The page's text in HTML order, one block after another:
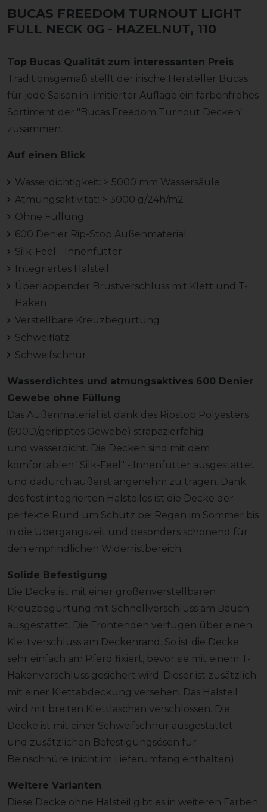
BUCAS FREEDOM TURNOUT LIGHT
FULL NECK 0G - HAZELNUT, 110
Top Bucas Qualität zum interessanten Preis
Traditionsgemäß stellt der irische Hersteller Bucas
für jede Saison in limitierter Auflage ein farbenfrohes
Sortiment der "Bucas Freedom Turnout Decken"
zusammen.
Auf einen Blick
Wasserdichtigkeit: > 5000 mm Wassersäule
Atmungsaktivität: > 3000 g/24h/m2
Ohne Füllung
600 Denier Rip-Stop Außenmaterial
Silk-Feel - Innenfutter
Integriertes Halsteil
Überlappender Brustverschluss mit Klett und T-
Haken
Verstellbare Kreuzbegurtung
Schweiflatz
Schweifschnur
Wasserdichtes und atmungsaktives 600 Denier
Gewebe ohne Füllung
Das Außenmaterial ist dank des Ripstop Polyesters
(600D/geripptes Gewebe) strapazierfähig
und wasserdicht. Die Decken sind mit dem
komfortablen "Silk-Feel" - Innenfutter ausgestattet
und dadurch äußerst angenehm zu tragen. Dank
des fest integrierten Halsteiles ist die Decke der
perfekte Rund um Schutz bei Regen im Sommer bis
in die Übergangszeit und besonders schonend für
den empfindlichen Widerristbereich.
Solide Befestigung
Die Decke ist mit einer größenverstellbaren
Kreuzbegurtung mit Schnellverschluss am Bauch
ausgestattet. Die Frontenden verfügen über einen
Klettverschluss am Deckenrand. So ist die Decke
sehr einfach am Pferd fixiert, bevor sie mit einem T-
Hakenverschluss gesichert wird. Dieser ist zusätzlich
mit einer Klettabdeckung versehen. Das Halsteil
wird mit breiten Klettlaschen verschlossen. Die
Decke ist mit einer Schweifschnur ausgestattet
und zusätzlichen Befestigungsösen für
Beinschnüre (nicht im Lieferumfang enthalten).
Weitere Varianten
Diese Decke ohne Halsteil gibt es in weiteren Farben